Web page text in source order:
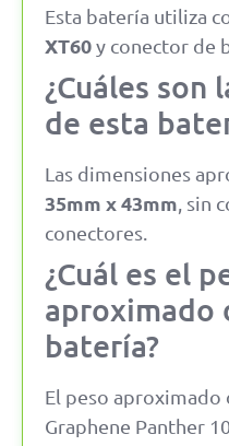
Esta batería utiliza
XT60y conector de
¿Cuáles son
de esta
Las dimensiones
35mm x 43mm , sin
conectores.
¿Cuál es el
aproximado
batería?
El peso aproximado
Graphene Panther